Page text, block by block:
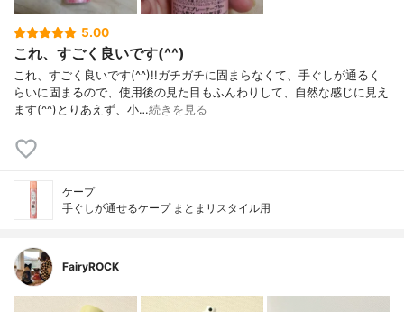
5.00
これ、すごく良いです(^^)
これ、すごく良いです(^^)!!ガチガチに固まらなくて、手ぐしが通るく
らいに固まるので、使用後の見た目もふんわりして、自然な感じに見え
ます(^^)とりあえず、小…続きを見る
ケープ
手ぐしが通せるケープ まとまリスタイル用
FairyROCK